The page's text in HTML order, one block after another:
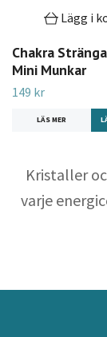
Lägg i
Chakra
Mini Munkar
149 kr
LÄS MER
Kristaller
varje